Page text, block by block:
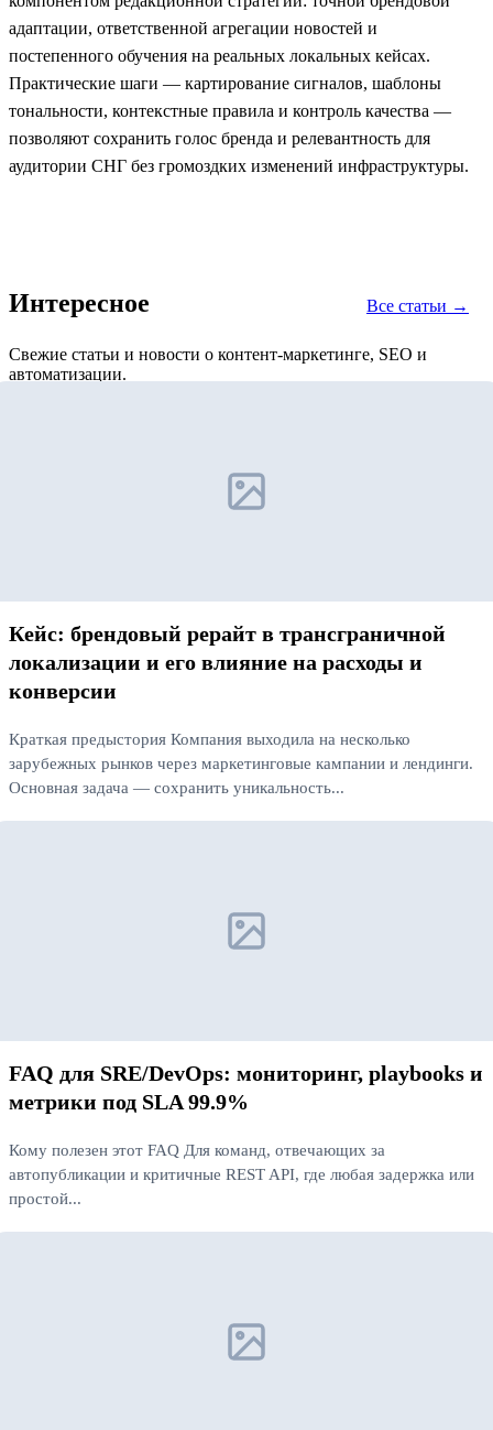
адаптации, ответственной агрегации новостей и
постепенного обучения на реальных локальных кейсах.
Практические шаги — картирование сигналов, шаблоны
тональности, контекстные правила и контроль качества —
позволяют сохранить голос бренда и релевантность для
аудитории СНГ без громоздких изменений инфраструктуры.
Интересное Все статьи →
Свежие статьи и новости о контент-маркетинге, SEO и
автоматизации.
Кейс: брендовый рерайт в трансграничной
локализации и его влияние на расходы и
конверсии
Краткая предыстория Компания выходила на несколько
зарубежных рынков через маркетинговые кампании и лендинги.
Основная задача — сохранить уникальность...
FAQ для SRE/DevOps: мониторинг, playbooks и
метрики под SLA 99.9%
Кому полезен этот FAQ Для команд, отвечающих за
автопубликации и критичные REST API, где любая задержка или
простой...